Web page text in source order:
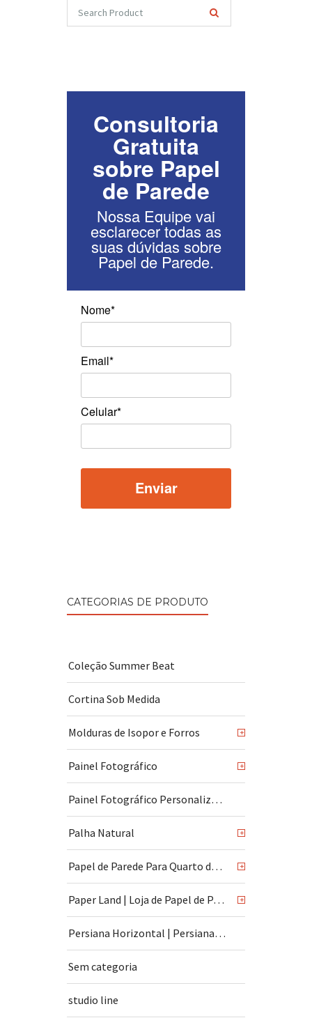
Consultoria
Gratuita
sobre Papel
de Parede
Nossa Equipe vai
esclarecer todas as
suas dúvidas sobre
Papel de Parede.
Nome*
Email*
Celular*
CATEGORIAS DE PRODUTO
Coleção Summer Beat
Cortina Sob Medida
Molduras de Isopor e Forros +
Painel Fotográfico +
Painel Fotográfico Personalizado
Palha Natural +
Papel de Parede Para Quarto de Bebê +
Paper Land | Loja de Papel de Parede | São Paulo +
Persiana Horizontal | Persiana Vertical
Sem categoria
studio line